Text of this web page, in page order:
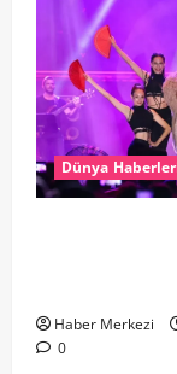
Dünya
Haber Merkezi
0